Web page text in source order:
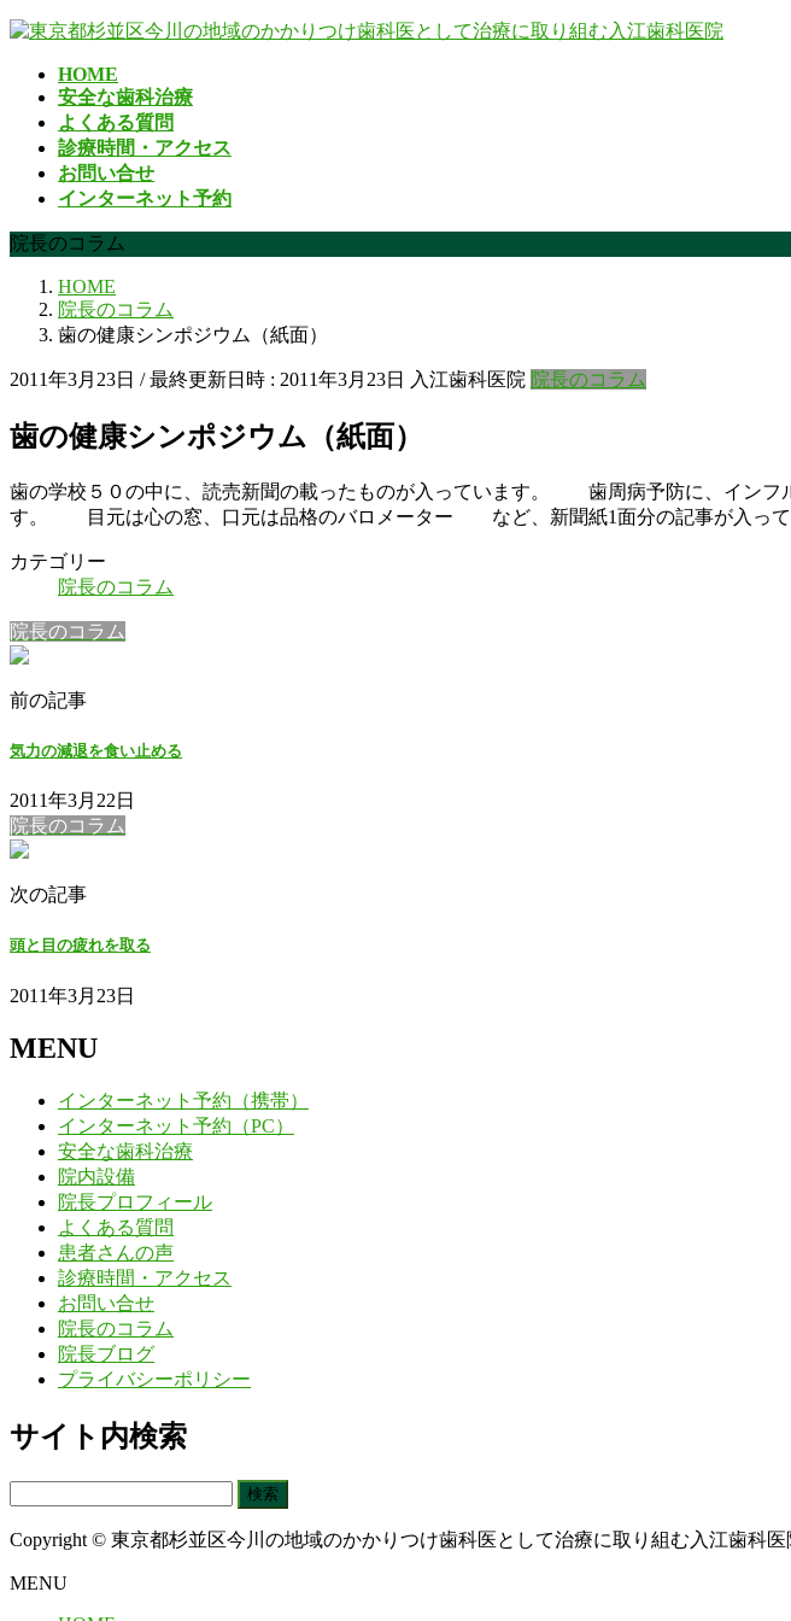
コ
ッ
プ
ナ
移
動
HOME
安全な歯科治療
よくある質問
診療時間・アクセス
お問い合せ
インターネット予約
院長のコラム
HOME
院長のコラム
歯の健康シンポジウム（紙面）
2011年3月23日 / 最終更新日時 : 2011年3月23日 入江歯科医院 院長のコラム
歯の健康シンポジウム（紙面）
歯の学校５０の中に、読売新聞の載ったものが入っています。 歯周病予防に、イン
す。 目元は心の窓、口元は品格のバロメーター など、新聞紙1面分の記事が入って
カテゴリー
院長のコラム
院長のコラム
前の記事
気力の減退を食い止める
2011年3月22日
院長のコラム
次の記事
頭と目の疲れを取る
2011年3月23日
MENU
インターネット予約（携帯）
インターネット予約（PC）
安全な歯科治療
院内設備
院長プロフィール
よくある質問
患者さんの声
診療時間・アクセス
お問い合せ
院長のコラム
院長ブログ
プライバシーポリシー
サイト内検索
Copyright © 東京都杉並区今川の地域のかかりつけ歯科医として治療に取り組む入江歯科医
MENU